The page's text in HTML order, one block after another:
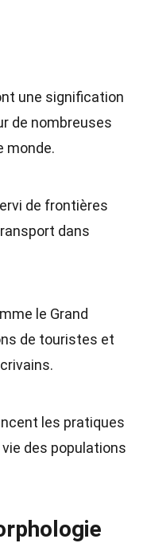
une signification
de nombreuses
monde.
de frontières
dans
le Grand
de touristes et
les pratiques
des populations